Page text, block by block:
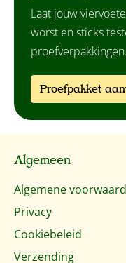
Laat jouw
worst en sticks
proefverpakkingen.
Proefpakket
Algemeen
Algemene
Privacy
Cookiebeleid
Verzending